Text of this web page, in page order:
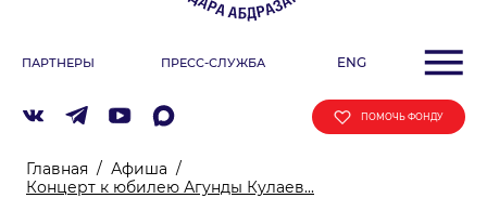
ДЕЯТЕЛЬНОСТЬ ФОНДА
Фестиваль
«ArtSpace»
Клуб меценатов
ПАРТНЕРЫ ПРЕСС-СЛУЖБА ENG
ПОМОЧЬ ФОНДУ
Главная / Афиша /
Концерт к юбилею Агунды Кулаев...